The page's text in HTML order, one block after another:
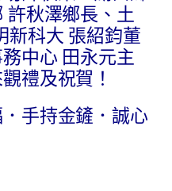
許秋澤鄉長、土
新科大 張紹鈞董
中心 田永元主
禮及祝賀！
手持金鏟．誠心